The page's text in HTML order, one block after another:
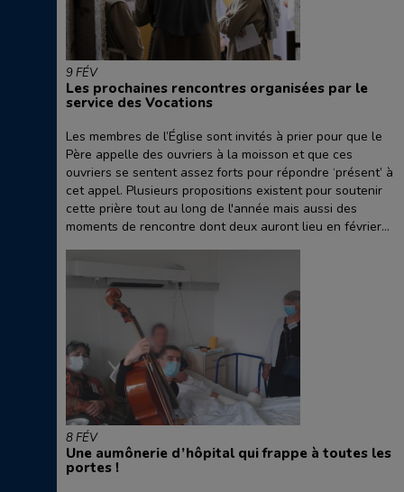
9 FÉV
Les prochaines rencontres organisées par le
service des Vocations
Les membres de l’Église sont invités à prier pour que le
Père appelle des ouvriers à la moisson et que ces
ouvriers se sentent assez forts pour répondre ‘présent’ à
cet appel. Plusieurs propositions existent pour soutenir
cette prière tout au long de l'année mais aussi des
moments de rencontre dont deux auront lieu en février...
8 FÉV
Une aumônerie d’hôpital qui frappe à toutes les
portes !